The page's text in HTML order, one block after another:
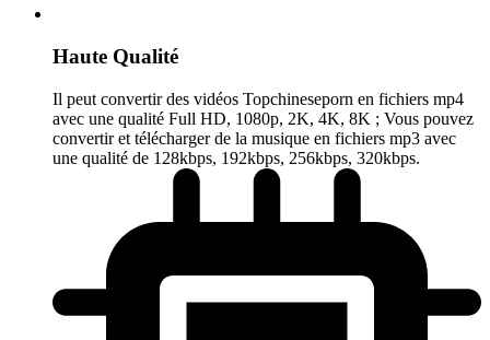
Haute Qualité
Il peut convertir des vidéos Topchineseporn en fichiers mp4
avec une qualité Full HD, 1080p, 2K, 4K, 8K ; Vous pouvez
convertir et télécharger de la musique en fichiers mp3 avec
une qualité de 128kbps, 192kbps, 256kbps, 320kbps.